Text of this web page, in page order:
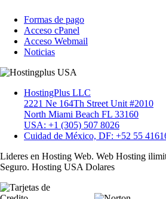
Formas de pago
Acceso cPanel
Acceso Webmail
Noticias
HostingPlus LLC
2221 Ne 164Th Street Unit #2010
North Miami Beach FL 33160
USA: +1 (305) 507 8026
Cuidad de México, DF: +52 55
Lideres en Hosting Web. Web Hosting
Seguro. Hosting USA Dolares